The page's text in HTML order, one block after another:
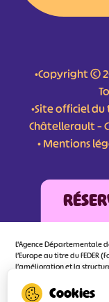
•Copyright ©
•Site officiel
Châtellerault –
•Mentions
L'Agence Départementale
l’Europe au titre du FEDER
l’amélioration et la
d’orienter au mieux le